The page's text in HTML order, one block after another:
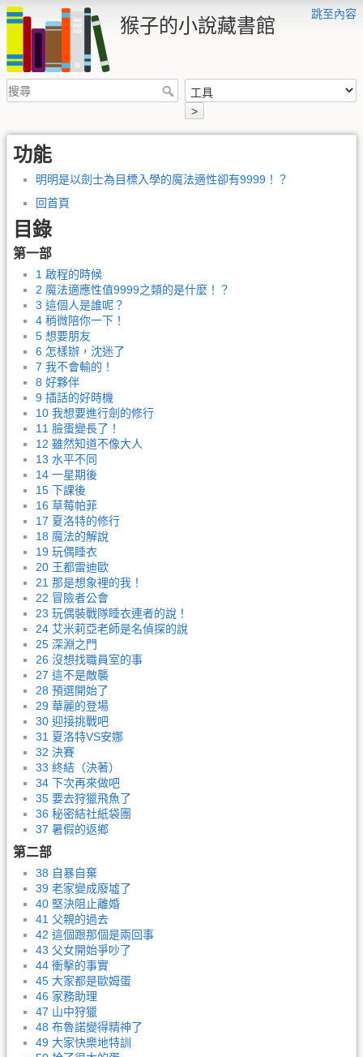
跳至內容
猴子的小說藏書館
>
功能
明明是以劍士為目標入學的魔法適性卻有9999！？
回首頁
目錄
第一部
1 啟程的時候
2 魔法適應性值9999之類的是什麼！？
3 這個人是誰呢？
4 稍微陪你一下！
5 想要朋友
6 怎樣辦，沈迷了
7 我不會輸的！
8 好夥伴
9 插話的好時機
10 我想要進行劍的修行
11 臉蛋變長了！
12 雖然知道不像大人
13 水平不同
14 一星期後
15 下課後
16 草莓帕菲
17 夏洛特的修行
18 魔法的解說
19 玩偶睡衣
20 王都雷迪歐
21 那是想象裡的我！
22 冒險者公會
23 玩偶裝戰隊睡衣連者的說！
24 艾米莉亞老師是名偵探的說
25 深淵之門
26 沒想找職員室的事
27 這不是敵襲
28 預選開始了
29 華麗的登場
30 迎接挑戰吧
31 夏洛特VS安娜
32 決賽
33 終結（決著）
34 下次再來做吧
35 要去狩獵飛魚了
36 秘密結社紙袋團
37 暑假的返鄉
第二部
38 自暴自棄
39 老家變成廢墟了
40 堅決阻止離婚
41 父親的過去
42 這個跟那個是兩回事
43 父女開始爭吵了
44 衝擊的事實
45 大家都是歐姆蛋
46 家務助理
47 山中狩獵
48 布魯諾變得精神了
49 大家快樂地特訓